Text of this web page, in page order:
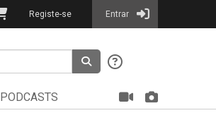
Registe-se Entrar
PODCASTS